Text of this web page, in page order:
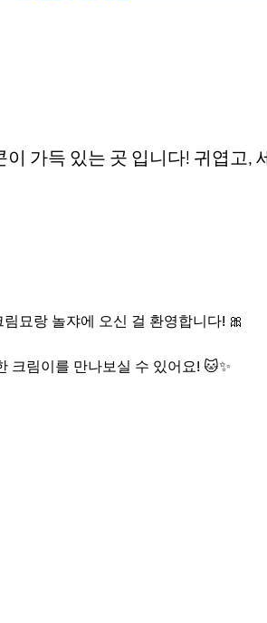
가득 있는 곳 입니다! 귀엽고,
묘랑 놀쟈에 오신 걸 환영합니다! 🎀
크림이를 만나보실 수 있어요! 🐱✨